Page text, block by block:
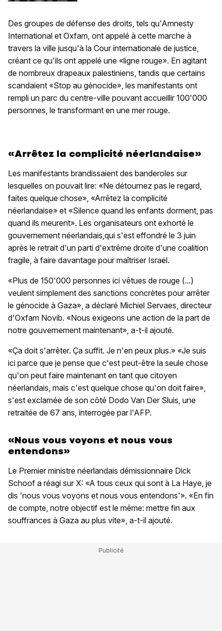
Des groupes de défense des droits, tels qu'Amnesty
International et Oxfam, ont appelé à cette marche à
travers la ville jusqu'à la Cour internationale de justice,
créant ce qu'ils ont appelé une «ligne rouge». En agitant
de nombreux drapeaux palestiniens, tandis que certains
scandaient «Stop au génocide», les manifestants ont
rempli un parc du centre-ville pouvant accueillir 100'000
personnes, le transformant en une mer rouge.
«Arrêtez la complicité néerlandaise»
Les manifestants brandissaient des banderoles sur
lesquelles on pouvait lire: «Ne détournez pas le regard,
faites quelque chose», «Arrêtez la complicité
néerlandaise» et «Silence quand les enfants dorment, pas
quand ils meurent». Les organisateurs ont exhorté le
gouvernement néerlandais,qui s'est effondré le 3 juin
après le retrait d'un parti d'extrême droite d'une coalition
fragile, à faire davantage pour maîtriser Israël.
«Plus de 150'000 personnes ici vêtues de rouge (...)
veulent simplement des sanctions concrètes pour arrêter
le génocide à Gaza», a déclaré Michiel Servaes, directeur
d'Oxfam Novib. «Nous exigeons une action de la part de
notre gouvernement maintenant», a-t-il ajouté.
«Ça doit s'arrêter. Ça suffit. Je n'en peux plus.» «Je suis
ici parce que je pense que c'est peut-être la seule chose
qu'on peut faire maintenant en tant que citoyen
néerlandais, mais c'est quelque chose qu'on doit faire»,
s'est exclamée de son côté Dodo Van Der Sluis, une
retraitée de 67 ans, interrogée par l'AFP.
«Nous vous voyons et nous vous
entendons»
Le Premier ministre néerlandais démissionnaire Dick
Schoof a réagi sur X: «A tous ceux qui sont à La Haye, je
dis 'nous vous voyons et nous vous entendons'». «En fin
de compte, notre objectif est le même: mettre fin aux
souffrances à Gaza au plus vite», a-t-il ajouté.